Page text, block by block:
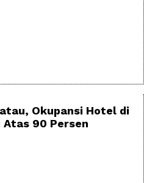
Okupansi Hotel di
90 Persen